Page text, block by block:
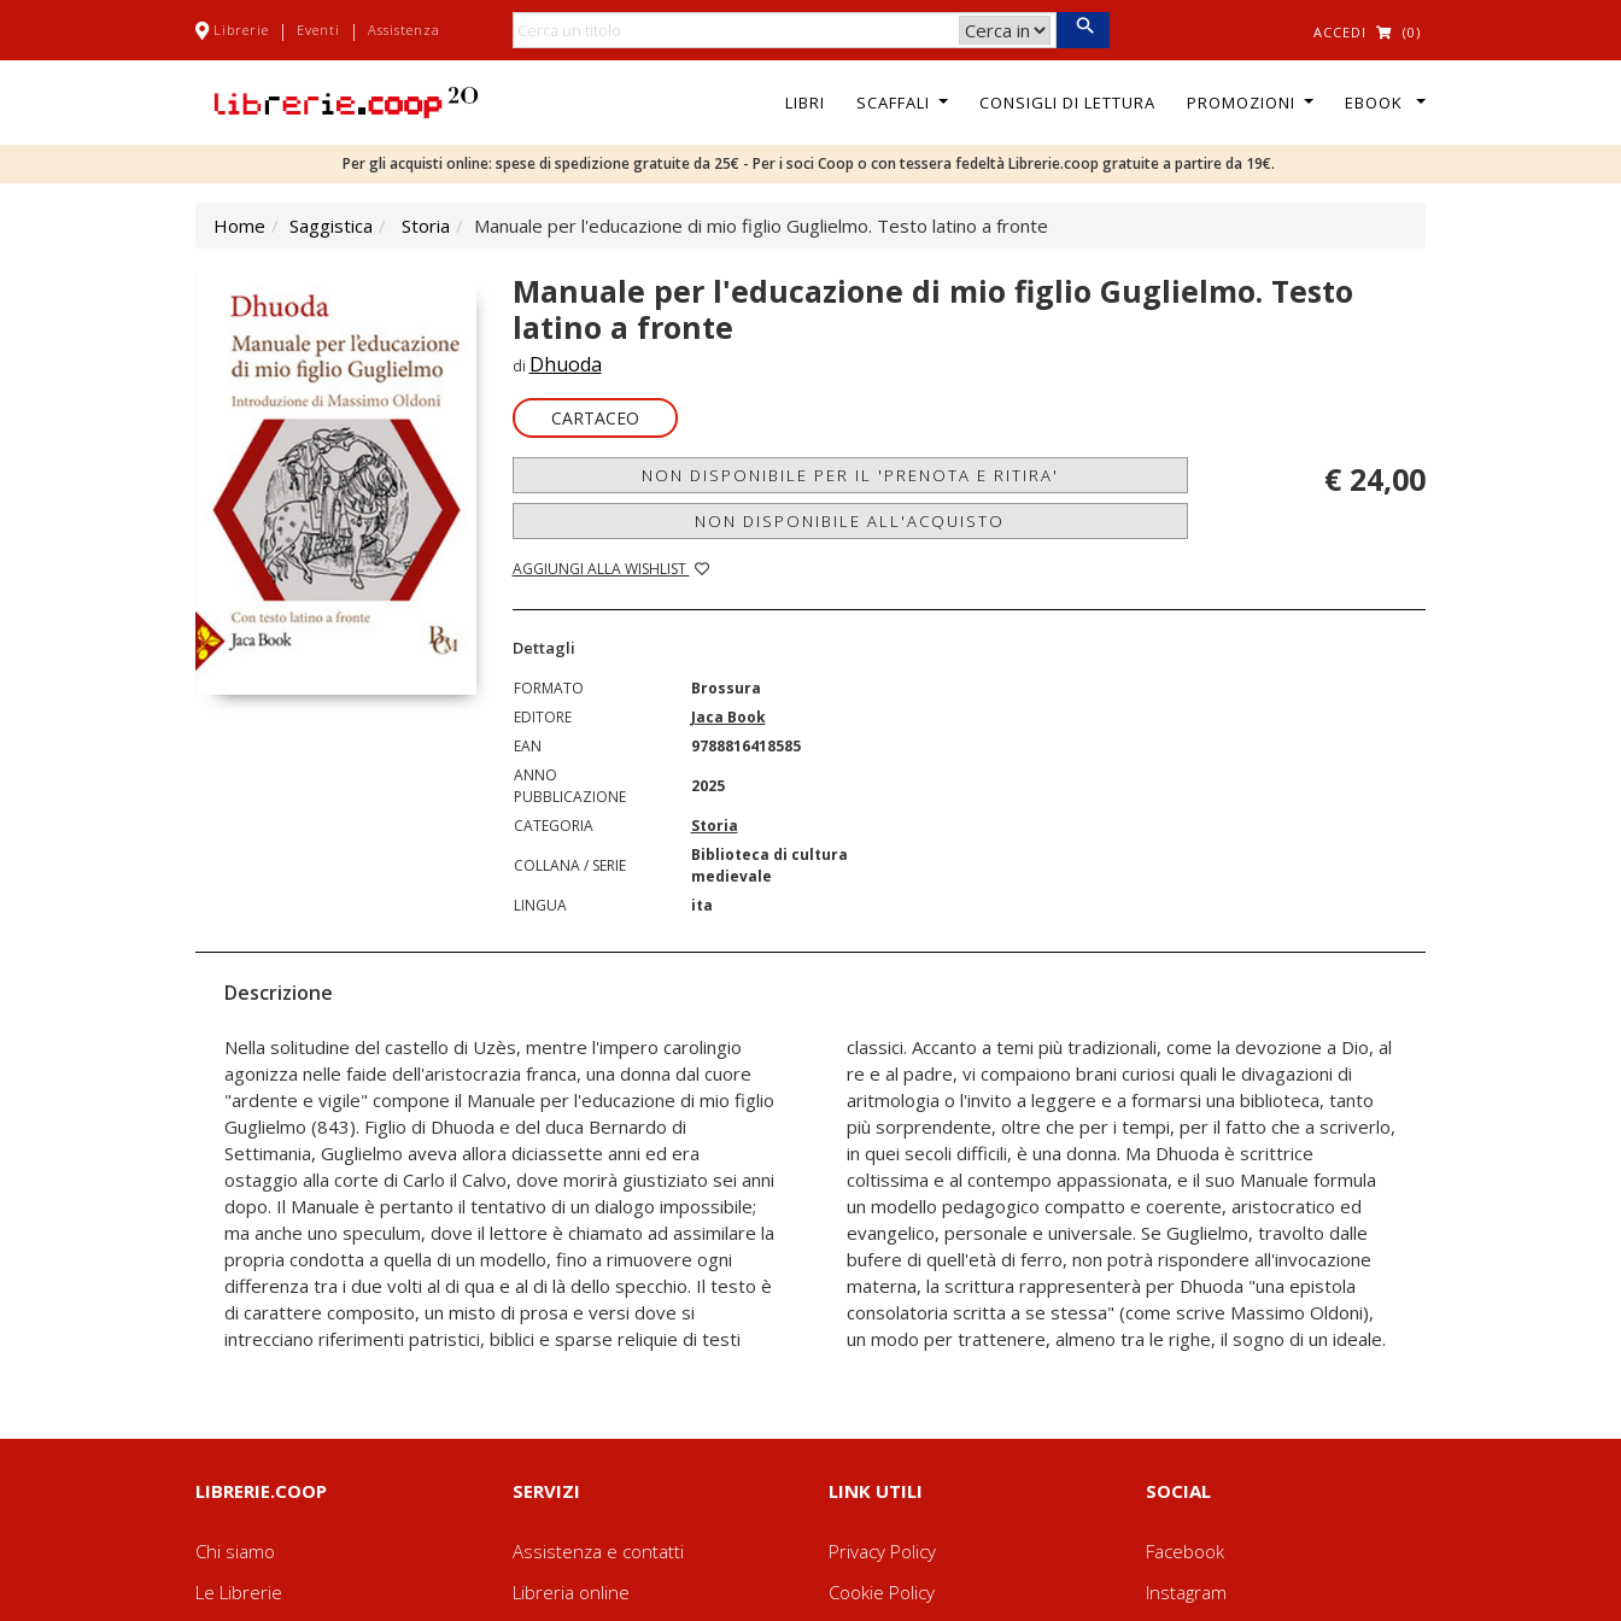
Librerie | Eventi | Assistenza ACCEDI (0)
LIBRI SCAFFALI CONSIGLI DI LETTURA PROMOZIONI EBOOK
Per gli acquisti online: spese di spedizione gratuite da 25€ - Per i soci Coop o con tessera fedeltà Librerie.coop gratuite a partire da 19€.
Home Saggistica Storia Manuale per l'educazione di mio figlio Guglielmo. Testo latino a fronte
Manuale per l'educazione di mio figlio Guglielmo. Testo
latino a fronte
di Dhuoda
CARTACEO
NON DISPONIBILE PER IL 'PRENOTA E RITIRA'
NON DISPONIBILE ALL'ACQUISTO
AGGIUNGI ALLA WISHLIST
€ 24,00
Dettagli
FORMATO
Brossura
EDITORE
Jaca Book
EAN
9788816418585
ANNO
PUBBLICAZIONE
2025
CATEGORIA
Storia
COLLANA / SERIE
Biblioteca di cultura
medievale
LINGUA
ita
Descrizione
Nella solitudine del castello di Uzès, mentre l'impero carolingio
agonizza nelle faide dell'aristocrazia franca, una donna dal cuore
"ardente e vigile" compone il Manuale per l'educazione di mio figlio
Guglielmo (843). Figlio di Dhuoda e del duca Bernardo di
Settimania, Guglielmo aveva allora diciassette anni ed era
ostaggio alla corte di Carlo il Calvo, dove morirà giustiziato sei anni
dopo. Il Manuale è pertanto il tentativo di un dialogo impossibile;
ma anche uno speculum, dove il lettore è chiamato ad assimilare la
propria condotta a quella di un modello, fino a rimuovere ogni
differenza tra i due volti al di qua e al di là dello specchio. Il testo è
di carattere composito, un misto di prosa e versi dove si
intrecciano riferimenti patristici, biblici e sparse reliquie di testi
classici. Accanto a temi più tradizionali, come la devozione a Dio, al
re e al padre, vi compaiono brani curiosi quali le divagazioni di
aritmologia o l'invito a leggere e a formarsi una biblioteca, tanto
più sorprendente, oltre che per i tempi, per il fatto che a scriverlo,
in quei secoli difficili, è una donna. Ma Dhuoda è scrittrice
coltissima e al contempo appassionata, e il suo Manuale formula
un modello pedagogico compatto e coerente, aristocratico ed
evangelico, personale e universale. Se Guglielmo, travolto dalle
bufere di quell'età di ferro, non potrà rispondere all'invocazione
materna, la scrittura rappresenterà per Dhuoda "una epistola
consolatoria scritta a se stessa" (come scrive Massimo Oldoni),
un modo per trattenere, almeno tra le righe, il sogno di un ideale.
LIBRERIE.COOP
Chi siamo
Le Librerie
SERVIZI
Assistenza e contatti
Libreria online
LINK UTILI
Privacy Policy
Cookie Policy
SOCIAL
Facebook
Instagram